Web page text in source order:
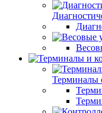
Терминалы